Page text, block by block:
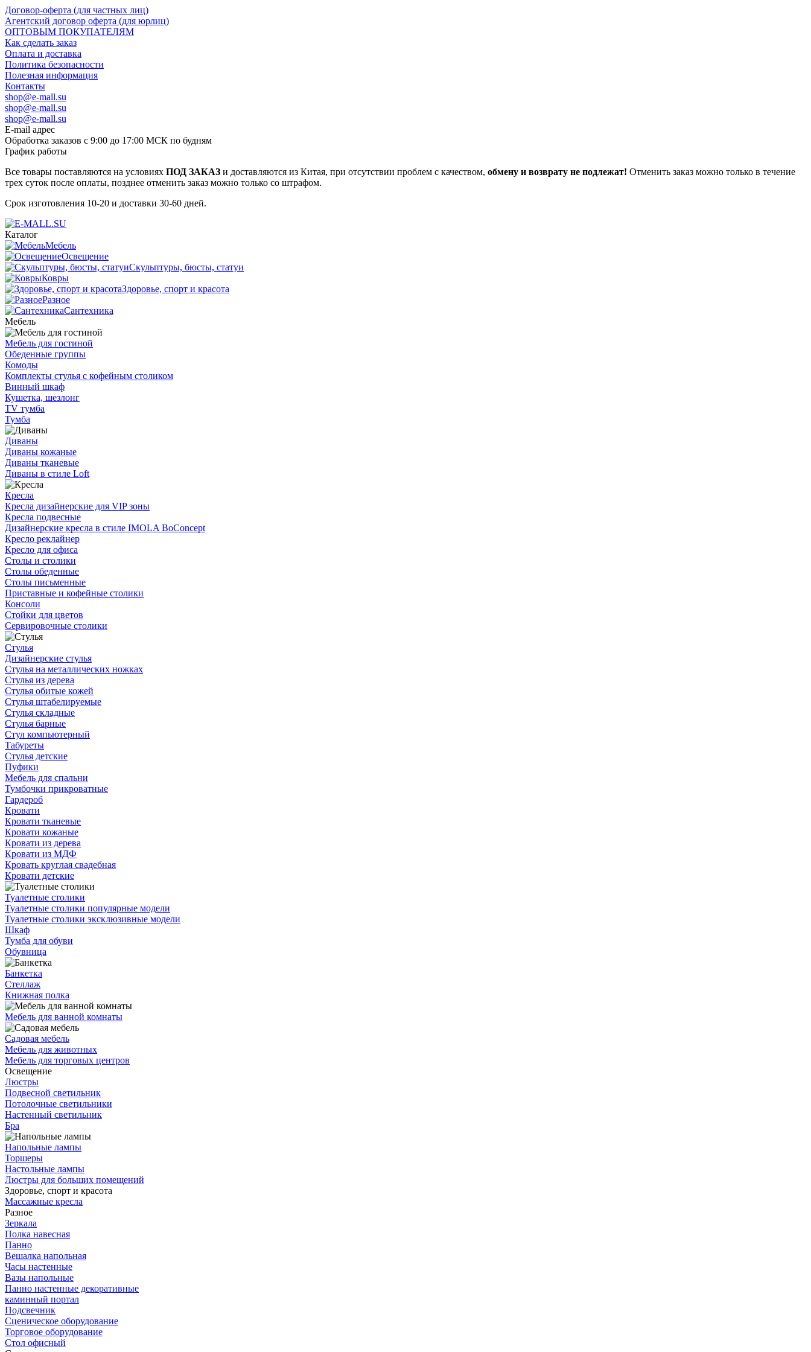
Договор-оферта (для частных лиц)
Агентский договор оферта (для юрлиц)
ОПТОВЫМ ПОКУПАТЕЛЯМ
Как сделать заказ
Оплата и доставка
Политика безопасности
Полезная информация
Контакты
shop@e-mall.su
shop@e-mall.su
shop@e-mall.su
E-mail адрес
Обработка заказов с 9:00 до 17:00 МСК по будням
График работы
Все товары поставляются на условиях ПОД ЗАКАЗ и доставляются из Китая, при отсутствии проблем с качеством, обмену и возврату не подлежат! Отменить заказ можно только в течение
трех суток после оплаты, позднее отменить заказ можно только со штрафом.
Срок изготовления 10-20 и доставки 30-60 дней.
Каталог
Мебель
Освещение
Скульптуры, бюсты, статуи
Ковры
Здоровье, спорт и красота
Разное
Сантехника
Мебель
Мебель для гостиной
Обеденные группы
Комоды
Комплекты стулья с кофейным столиком
Винный шкаф
Кушетка, шезлонг
TV тумба
Тумба
Диваны
Диваны кожаные
Диваны тканевые
Диваны в стиле Loft
Кресла
Кресла дизайнерские для VIP зоны
Кресла подвесные
Дизайнерские кресла в стиле IMOLA BoConcept
Кресло реклайнер
Кресло для офиса
Столы и столики
Столы обеденные
Столы письменные
Приставные и кофейные столики
Консоли
Стойки для цветов
Сервировочные столики
Стулья
Дизайнерские стулья
Стулья на металлических ножках
Стулья из дерева
Стулья обитые кожей
Стулья штабелируемые
Стулья складные
Стулья барные
Стул компьютерный
Табуреты
Стулья детские
Пуфики
Мебель для спальни
Тумбочки прикроватные
Гардероб
Кровати
Кровати тканевые
Кровати кожаные
Кровати из дерева
Кровати из МДФ
Кровать круглая свадебная
Кровати детские
Туалетные столики
Туалетные столики популярные модели
Туалетные столики эксклюзивные модели
Шкаф
Тумба для обуви
Обувница
Банкетка
Стеллаж
Книжная полка
Мебель для ванной комнаты
Садовая мебель
Мебель для животных
Мебель для торговых центров
Освещение
Люстры
Подвесной светильник
Потолочные светильники
Настенный светильник
Бра
Напольные лампы
Торшеры
Настольные лампы
Люстры для больших помещений
Здоровье, спорт и красота
Массажные кресла
Разное
Зеркала
Полка навесная
Панно
Вешалка напольная
Часы настенные
Вазы напольные
Панно настенные декоративные
каминный портал
Подсвечник
Сценическое оборудование
Торговое оборудование
Стол офисный